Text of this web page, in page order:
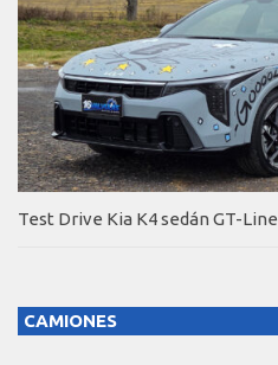
Test Drive Kia K4 sedán GT-Line
CAMIONES